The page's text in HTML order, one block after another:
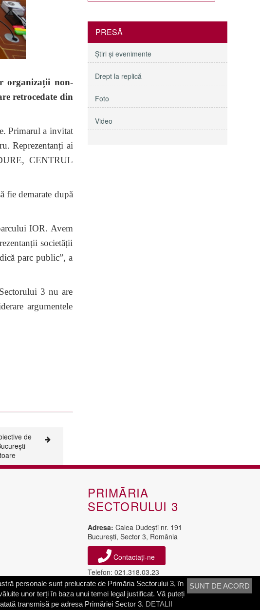
non-
retrocedate din
Primarul a invitat
Reprezentanți ai
CENTRUL
fie demarate după
IOR. Avem
societății
parc public”, a
3 nu are
argumentele
de
PRESĂ
Ştiri şi evenimente
Drept la replică
Foto
Video
PRIMĂRIA
SECTORULUI 3
Adresa: Calea Dudeşti nr. 191
Bucureşti, Sector 3, România
Contactați-ne
Telefon: 021.318.03.23
Fax: 021.318.03.04
SUNT DE ACORD
personale sunt prelucrate de Primăria Sectorului 3, în
unor terți în baza unui temei legal justificat. Vă puteți
transmisă pe adresa Primăriei Sector 3. DETALII